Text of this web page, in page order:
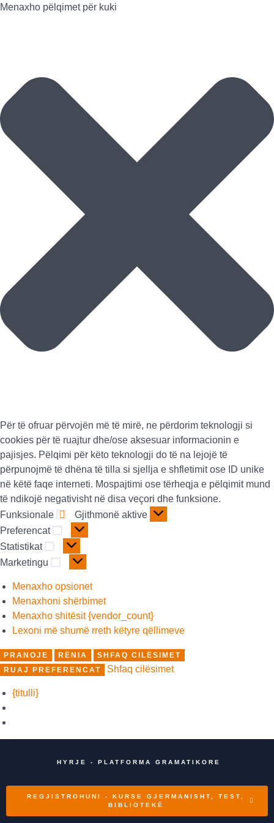
Menaxho pëlqimet për kuki
Për të ofruar përvojën më të mirë, ne përdorim teknologji si
cookies për të ruajtur dhe/ose aksesuar informacionin e
pajisjes. Pëlqimi për këto teknologji do të na lejojë të
përpunojmë të dhëna të tilla si sjellja e shfletimit ose ID unike
në këtë faqe interneti. Mospajtimi ose tërheqja e pëlqimit mund
të ndikojë negativisht në disa veçori dhe funksione.
Funksionale
Gjithmonë aktive
Preferencat
Statistikat
Marketingu
Menaxho opsionet
Menaxhoni shërbimet
Menaxho shitësit {vendor_count}
Lexoni më shumë rreth këtyre qëllimeve
PRANOJE RËNIA
SHFAQ CILËSIMET
RUAJ PREFERENCAT
Shfaq cilësimet
{titulli}
HYRJE - PLATFORMA GRAMATIKORE
REGJISTROHUNI - KURSE GJERMANISHT, TEST,
BIBLIOTEKË